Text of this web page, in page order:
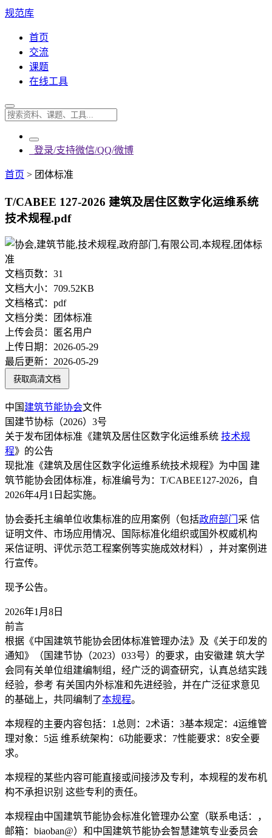
规范库
首页
交流
课题
在线工具
登录/支持微信/QQ/微博
首页 > 团体标准
T/CABEE 127-2026 建筑及居住区数字化运维系统
技术规程.pdf
文档页数： 31
文档大小： 709.52KB
文档格式： pdf
文档分类：
团体标准
上传会员：
匿名用户
上传日期： 2026-05-29
最后更新： 2026-05-29
获取高清文档
中国 建筑节能协会文件
国建节协标（2026）3号
关于发布团体标准《建筑及居住区数字化运维系统 技术规
程》的公告
现批准《建筑及居住区数字化运维系统技术规程》为中国 建
筑节能协会团体标准，标准编号为：T/CABEE127-2026，自
2026年4月1日起实施。
协会委托主编单位收集标准的应用案例（包括政府部门 采 信
证明文件、市场应用情况、国际标准化组织或国外权威机构
采信证明、评优示范工程案例等实施成效材料），并对案例进
行宣传。
现予公告。
2026年1月8日
前言
根据《中国建筑节能协会团体标准管理办法》及《关于印发的
通知》（国建节协（2023）033号）的要求，由安徽建 筑大学
会同有关单位组建编制组，经广泛的调查研究，认真总结实践
经验，参考 有关国内外标准和先进经验，并在广泛征求意见
的基础上，共同编制了本规程。
本规程的主要内容包括：1总则：2术语：3基本规定：4运维管
理对象：5运 维系统架构：6功能要求：7性能要求：8安全要
求。
本规程的某些内容可能直接或间接涉及专利，本规程的发布机
构不承担识别 这些专利的责任。
本规程由中国建筑节能协会标准化管理办公室（联系电话：，
邮箱：biaoban@）和中国建筑节能协会智慧建筑专业委员会